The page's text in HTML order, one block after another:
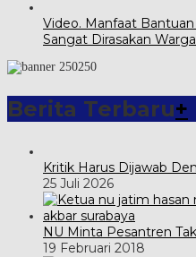
Video. Manfaat
Sangat Dirasakan Warga
Berita Terbaru+
Kritik Harus Dijawab
25 Juli 2026
NU Minta Pesantren
19 Februari 2018